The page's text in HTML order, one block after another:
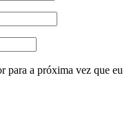
para a próxima vez que eu